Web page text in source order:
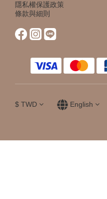
隱私權保護政策
條款與細則
$ TWD English